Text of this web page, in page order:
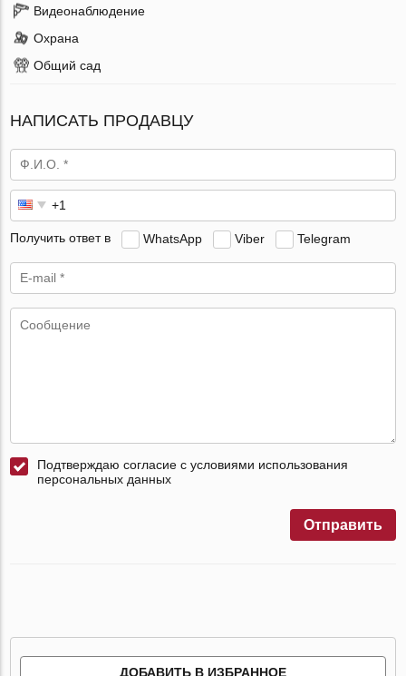
Видеонаблюдение
Охрана
Общий сад
НАПИСАТЬ ПРОДАВЦУ
Получить ответ в WhatsApp Viber Telegram
Подтверждаю согласие с условиями использования
персональных данных
Отправить
ДОБАВИТЬ В ИЗБРАННОЕ